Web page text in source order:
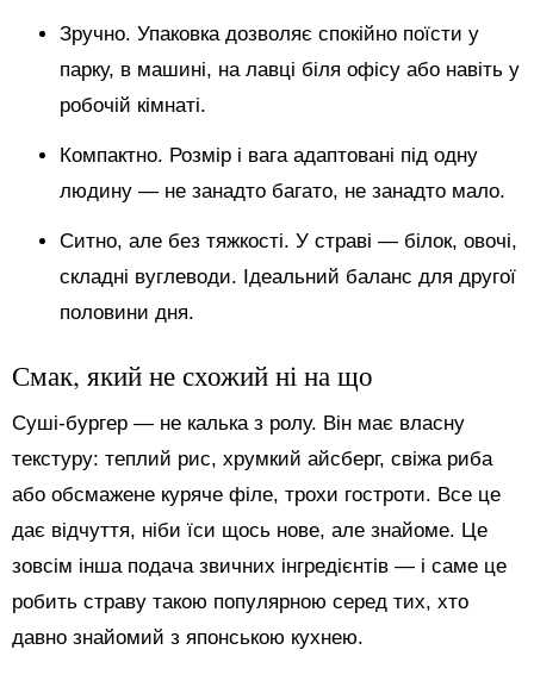
Зручно. Упаковка дозволяє спокійно поїсти у
парку, в машині, на лавці біля офісу або навіть у
робочій кімнаті.
Компактно. Розмір і вага адаптовані під одну
людину — не занадто багато, не занадто мало.
Ситно, але без тяжкості. У страві — білок, овочі,
складні вуглеводи. Ідеальний баланс для другої
половини дня.
Смак, який не схожий ні на що
Суші-бургер — не калька з ролу. Він має власну
текстуру: теплий рис, хрумкий айсберг, свіжа риба
або обсмажене куряче філе, трохи гостроти. Все це
дає відчуття, ніби їси щось нове, але знайоме. Це
зовсім інша подача звичних інгредієнтів — і саме це
робить страву такою популярною серед тих, хто
давно знайомий з японською кухнею.